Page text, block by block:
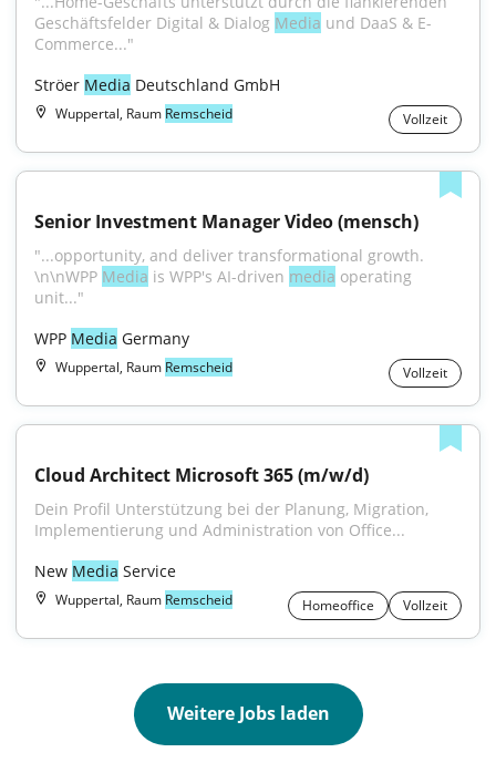
Geschäftsfelder Digital & Dialog Media und DaaS & E-
Commerce..."
Ströer Media Deutschland GmbH
Wuppertal, Raum Remscheid Vollzeit
Senior Investment Manager Video (mensch)
"...opportunity, and deliver transformational growth.
\n\nWPP Media is WPP's AI-driven media operating
unit..."
WPP Media Germany
Wuppertal, Raum Remscheid Vollzeit
Cloud Architect Microsoft 365 (m/w/d)
Dein Profil Unterstützung bei der Planung, Migration,
Implementierung und Administration von Office...
New Media Service
Wuppertal, Raum Remscheid Homeoffice Vollzeit
Weitere Jobs laden